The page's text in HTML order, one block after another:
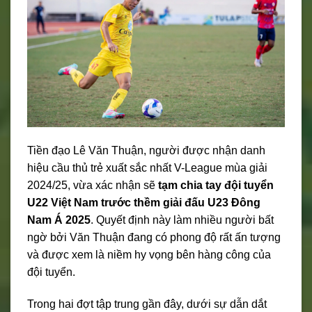
Tiền đạo Lê Văn Thuận, người được nhận danh
hiệu cầu thủ trẻ xuất sắc nhất V-League mùa giải
2024/25, vừa xác nhận sẽ tạm chia tay đội tuyển
U22 Việt Nam trước thềm giải đấu U23 Đông
Nam Á 2025. Quyết định này làm nhiều người bất
ngờ bởi Văn Thuận đang có phong độ rất ấn tượng
và được xem là niềm hy vọng bên hàng công của
đội tuyển.
Trong hai đợt tập trung gần đây, dưới sự dẫn dắt